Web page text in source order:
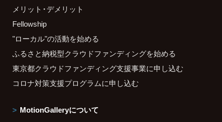
メリット・デメリット
Fellowship
"ローカル"の活動を始める
ふるさと納税型クラウドファンディングを始める
東京都クラウドファンディング支援事業に申し込む
コロナ対策支援プログラムに申し込む
MotionGalleryについて